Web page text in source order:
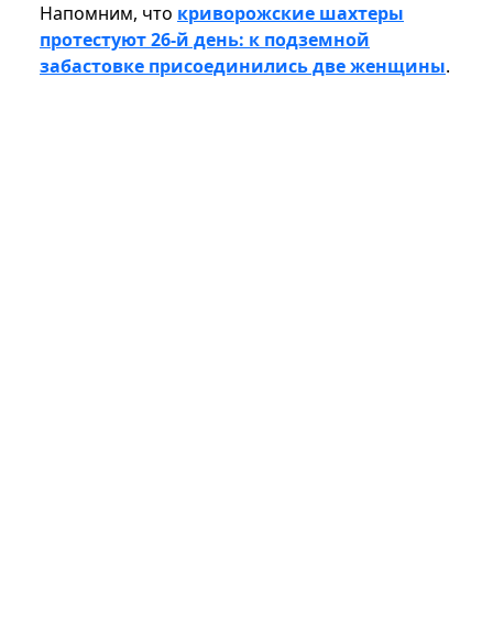
Напомним, что криворожские шахтеры
протестуют 26-й день: к подземной
забастовке присоединились две женщины.